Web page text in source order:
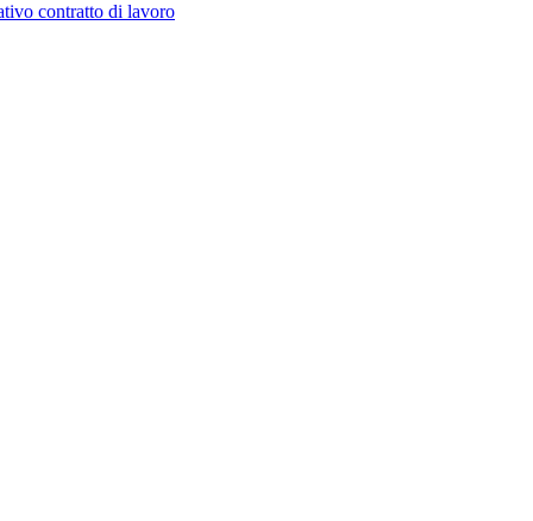
contratto di lavoro